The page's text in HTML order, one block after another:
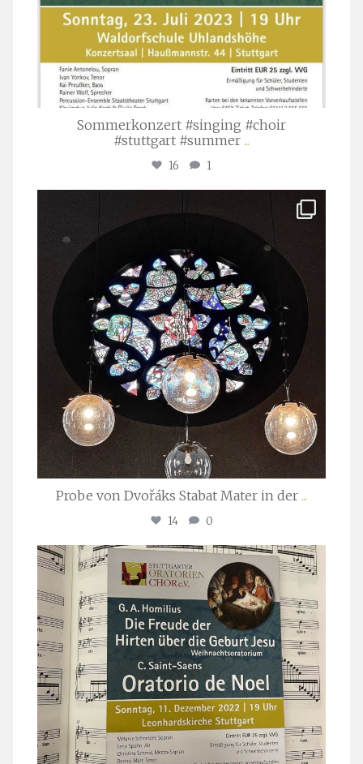
Sommerkonzert #singing #choir
#stuttgart #summer ...
16 1
Apr. 1
Probe von Dvořáks Stabat Mater in der ...
14 0
stuttgarter_oratorienchor
Nov. 29